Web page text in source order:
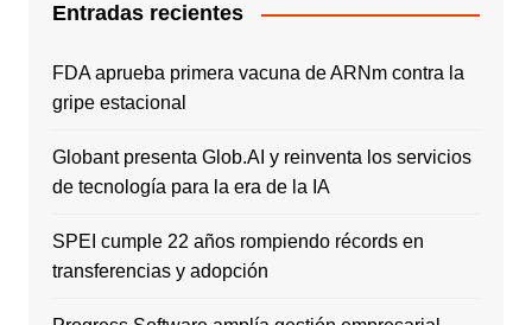
Entradas recientes
FDA aprueba primera vacuna de ARNm contra la
gripe estacional
Globant presenta Glob.AI y reinventa los servicios
de tecnología para la era de la IA
SPEI cumple 22 años rompiendo récords en
transferencias y adopción